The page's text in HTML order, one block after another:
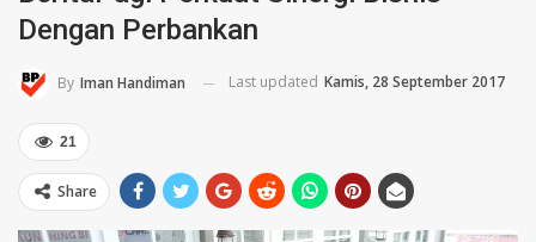
Dengan Perbankan
By Iman Handiman Last updated Kamis, 28 September 2017
21
Share